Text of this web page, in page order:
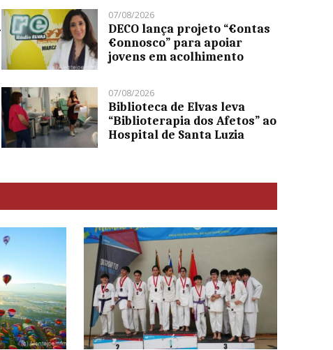
07/08/2026
DECO lança projeto “€ontas
€onnosco” para apoiar
jovens em acolhimento
07/08/2026
Biblioteca de Elvas leva
“Biblioterapia dos Afetos” ao
Hospital de Santa Luzia